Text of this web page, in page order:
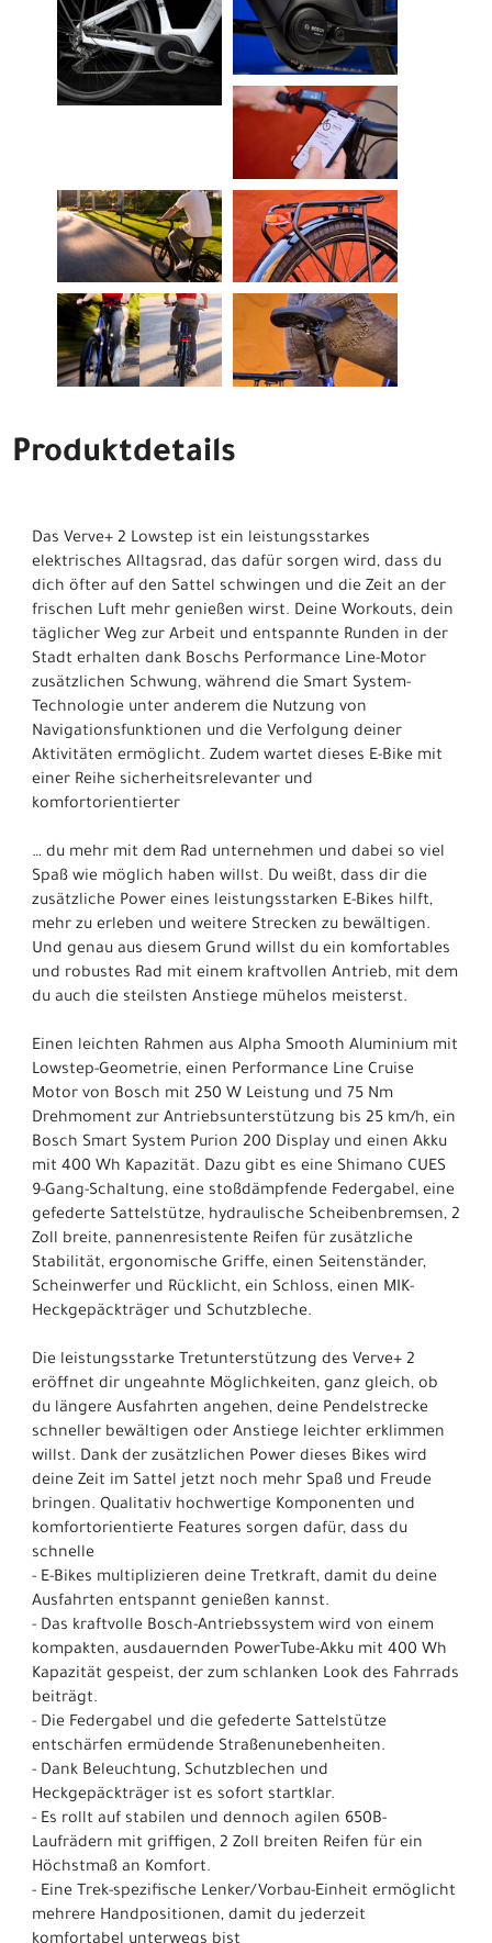
Produktdetails
Das Verve+ 2 Lowstep ist ein leistungsstarkes
elektrisches Alltagsrad, das dafür sorgen wird, dass du
dich öfter auf den Sattel schwingen und die Zeit an der
frischen Luft mehr genießen wirst. Deine Workouts, dein
täglicher Weg zur Arbeit und entspannte Runden in der
Stadt erhalten dank Boschs Performance Line-Motor
zusätzlichen Schwung, während die Smart System-
Technologie unter anderem die Nutzung von
Navigationsfunktionen und die Verfolgung deiner
Aktivitäten ermöglicht. Zudem wartet dieses E-Bike mit
einer Reihe sicherheitsrelevanter und
komfortorientierter
… du mehr mit dem Rad unternehmen und dabei so viel
Spaß wie möglich haben willst. Du weißt, dass dir die
zusätzliche Power eines leistungsstarken E-Bikes hilft,
mehr zu erleben und weitere Strecken zu bewältigen.
Und genau aus diesem Grund willst du ein komfortables
und robustes Rad mit einem kraftvollen Antrieb, mit dem
du auch die steilsten Anstiege mühelos meisterst.
Einen leichten Rahmen aus Alpha Smooth Aluminium mit
Lowstep-Geometrie, einen Performance Line Cruise
Motor von Bosch mit 250 W Leistung und 75 Nm
Drehmoment zur Antriebsunterstützung bis 25 km/h, ein
Bosch Smart System Purion 200 Display und einen Akku
mit 400 Wh Kapazität. Dazu gibt es eine Shimano CUES
9-Gang-Schaltung, eine stoßdämpfende Federgabel, eine
gefederte Sattelstütze, hydraulische Scheibenbremsen, 2
Zoll breite, pannenresistente Reifen für zusätzliche
Stabilität, ergonomische Griffe, einen Seitenständer,
Scheinwerfer und Rücklicht, ein Schloss, einen MIK-
Heckgepäckträger und Schutzbleche.
Die leistungsstarke Tretunterstützung des Verve+ 2
eröffnet dir ungeahnte Möglichkeiten, ganz gleich, ob
du längere Ausfahrten angehen, deine Pendelstrecke
schneller bewältigen oder Anstiege leichter erklimmen
willst. Dank der zusätzlichen Power dieses Bikes wird
deine Zeit im Sattel jetzt noch mehr Spaß und Freude
bringen. Qualitativ hochwertige Komponenten und
komfortorientierte Features sorgen dafür, dass du
schnelle
- E-Bikes multiplizieren deine Tretkraft, damit du deine
Ausfahrten entspannt genießen kannst.
- Das kraftvolle Bosch-Antriebssystem wird von einem
kompakten, ausdauernden PowerTube-Akku mit 400 Wh
Kapazität gespeist, der zum schlanken Look des Fahrrads
beiträgt.
- Die Federgabel und die gefederte Sattelstütze
entschärfen ermüdende Straßenunebenheiten.
- Dank Beleuchtung, Schutzblechen und
Heckgepäckträger ist es sofort startklar.
- Es rollt auf stabilen und dennoch agilen 650B-
Laufrädern mit griffigen, 2 Zoll breiten Reifen für ein
Höchstmaß an Komfort.
- Eine Trek-spezifische Lenker/Vorbau-Einheit ermöglicht
mehrere Handpositionen, damit du jederzeit